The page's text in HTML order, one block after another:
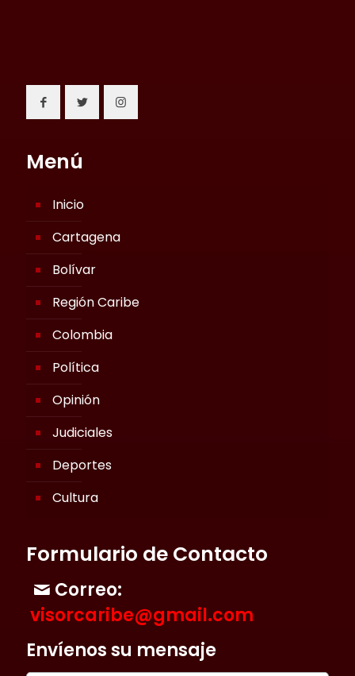
Menú
Inicio
Cartagena
Bolívar
Región Caribe
Colombia
Política
Opinión
Judiciales
Deportes
Cultura
Formulario de Contacto
Correo:
visorcaribe@gmail.com
Envíenos su mensaje